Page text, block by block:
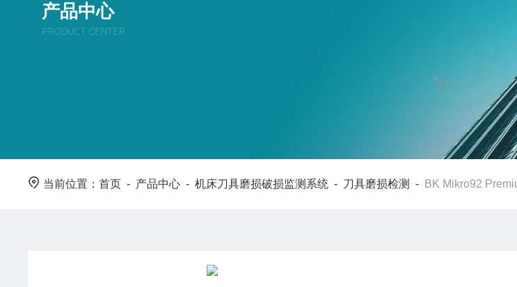
产品中心
PRODUCT CENTER
当前位置：首页 - 产品中心 -机床刀具磨损破损监测系统 - 刀具磨损检测 - BK Mikro92